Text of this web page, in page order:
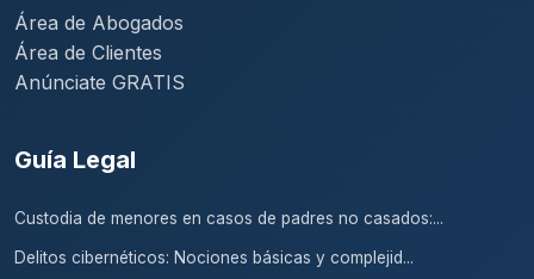
Área de Abogados
Área de Clientes
Anúnciate GRATIS
Guía Legal
Custodia de menores en casos de padres no casados:...
Delitos cibernéticos: Nociones básicas y complejid...